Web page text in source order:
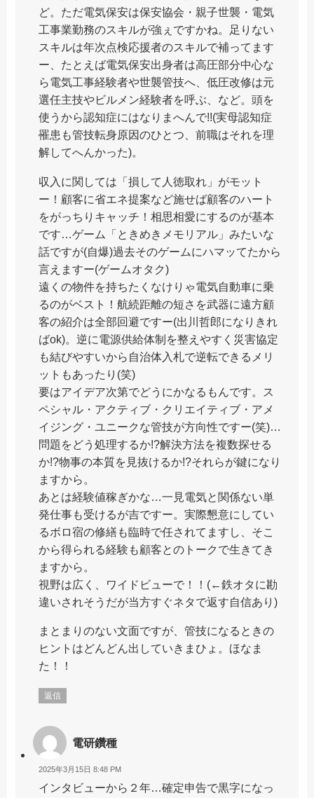
ど。ただ電気保安は保安協会・親子世襲・電気
工事業勤務のスキルが強ぇですかね。足りない
スキルは年次点検応援者のスキルで補ってます
ー、たとえば電気保安出身者は高圧部分中心な
ら電気工事経験者や世襲管技へ、低圧改修は元
選任主技やビルメン経験者を呼ぶ、など。頭を
使うから認知症にはなりまへんで!!(実母認知症
罹患も管技転身原因のひとつ、前職はそれを理
解してへんかった)。
収入に関しては「損して人徳取れ」がモット
ー！顧客に省エネ提案など施せば顧客のハート
をがっちりキャッチ！相思相愛にするのが基本
です…ゲーム「ときめきメモリアル」みたいな
話ですが(自爆)過去そのゲームにハマッてたから
言えますー(ゲームオタク)
遠くの物件を持ちたくなけりゃ電気自動車に乗
るのがベスト！航続距離の短さを武器に遠方顧
客の紹介は全部回避ですー(出川哲郎になりきれ
ばok)。逆に電源供給体制を整えやすく災害協定
も結びやすいから自治体入札で逆転できるメリ
ットもあったり(笑)
要はアイデア次第でどうにかなるもんです。ス
ペシャル・アクティブ・クリエイティブ・アメ
イジング・ユニークな管技が方向性ですー(笑)…
問題をどう処理するか!?解決方法を複数探せる
か!?物事の本質を見抜けるか!?それらが鍵になり
ますから。
あとは経験値稼ぎかな…一見電気と関係ない単
発仕事も受けるが吉ですー。実際懇意にしてい
るボロ宿の修繕も臨時で任されてますし、そこ
から得られる経験も顧客とのトークで生きてき
ますから。
視野は広く、ワイドビューで！！(←鉄オタに勘
違いされそうだが当方すぐネタで返す自信あり)
まとまりのない文面ですが、管技になるときの
ヒントはどんどん出していきまひょ。ほなま
た！！
返信
電研鑽種
2025年3月15日 8:48 PM
インタビューから２年…確定申告で黒字になっ